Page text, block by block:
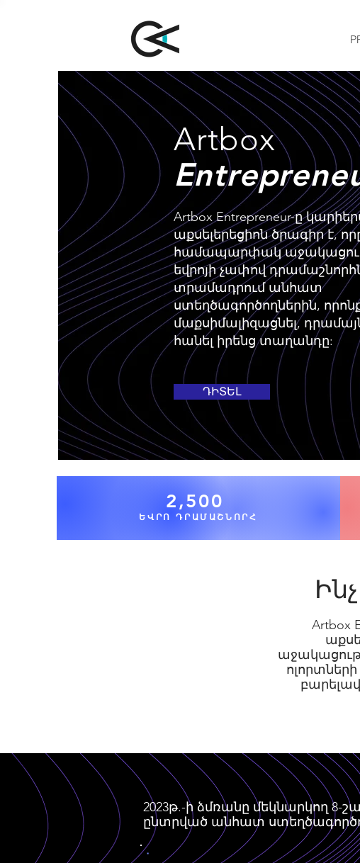
Artbox
Artbox Entrepreneur-ը
աքսելերեցիոն ծրագիր է,
համապարփակ
եվրոյի չափով
տրամադրում անհատ
ստեղծագործողներին,
մաքսիմալիզացնել,
հանել իրենց տաղանդը:
ԴԻՏԵԼ
2,500
ԵՎՐՈ ԴՐԱՄԱՇՆՈՐՀ
Artbox
2023թ.-ի ձմռանը մեկնարկող 8-
ընտրված անհատ